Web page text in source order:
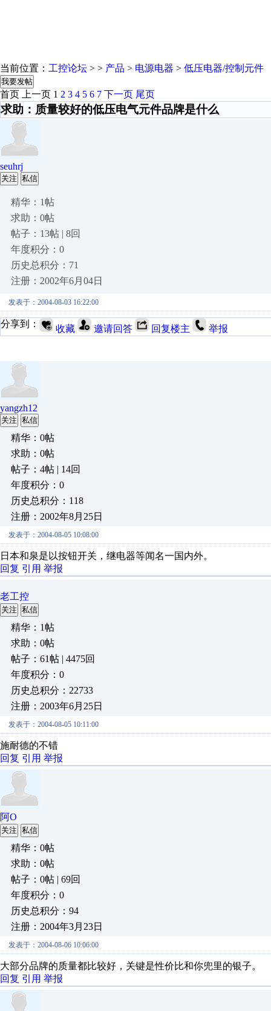
当前位置： 工控论坛 > > 产品 > 电源电器 > 低压电器/控制元件
我要发帖
首页 上一页 1 2 3 4 5 6 7 下一页 尾页
求助：质量较好的低压电气元件品牌是什么
seuhrj
关注 私信
精华：1帖
求助：0帖
帖子：13帖 | 8回
年度积分：0
历史总积分：71
注册：2002年6月04日
发表于：2004-08-03 16:22:00
分享到： 收藏 邀请回答 回复楼主 举报
yangzh12
关注 私信
精华：0帖
求助：0帖
帖子：4帖 | 14回
年度积分：0
历史总积分：118
注册：2002年8月25日
发表于：2004-08-05 10:08:00
日本和泉是以按钮开关，继电器等闻名一国内外。
回复 引用 举报
老工控
关注 私信
精华：1帖
求助：0帖
帖子：61帖 | 4475回
年度积分：0
历史总积分：22733
注册：2003年6月25日
发表于：2004-08-05 10:11:00
施耐德的不错
回复 引用 举报
阿O
关注 私信
精华：0帖
求助：0帖
帖子：0帖 | 69回
年度积分：0
历史总积分：94
注册：2004年3月23日
发表于：2004-08-06 10:06:00
大部分品牌的质量都比较好，关键是性价比和你兜里的银子。
回复 引用 举报